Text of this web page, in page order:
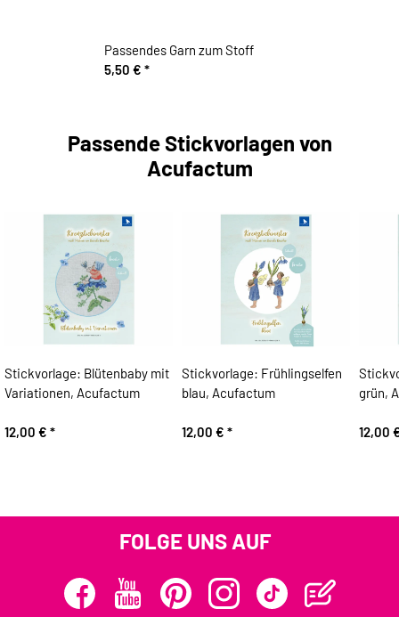
Passendes Garn zum Stoff
5,50 € *
Passende Stickvorlagen von
Acufactum
Stickvorlage: Blütenbaby mit
Variationen, Acufactum
12,00 € *
Stickvorlage: Frühlingselfen
blau, Acufactum
12,00 € *
grün,
12,00
FOLGE UNS AUF